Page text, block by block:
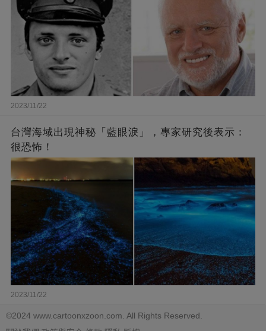
2023/11/22
台灣海域出現神秘「藍眼淚」，專家研究後表示：
很恐怖！
2023/11/22
©2024 www.cartoonxzoon.com. All Rights Reserved.